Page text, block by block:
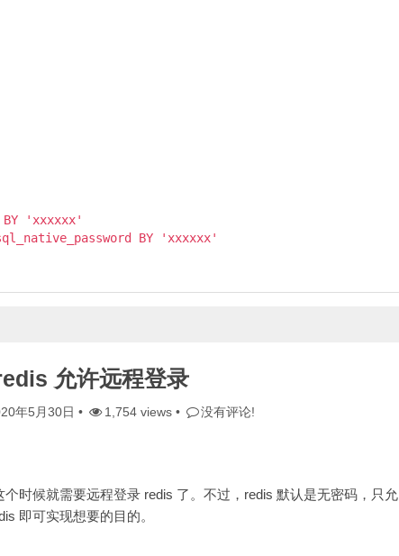
BY 'xxxxxx'
BY 'xxxxxx'
允许远程登录
年5月30日 • 1,754 views • 没有评论!
时候就需要远程登录 redis 了。不过，redis 默认是无密码，只允
即可实现想要的目的。